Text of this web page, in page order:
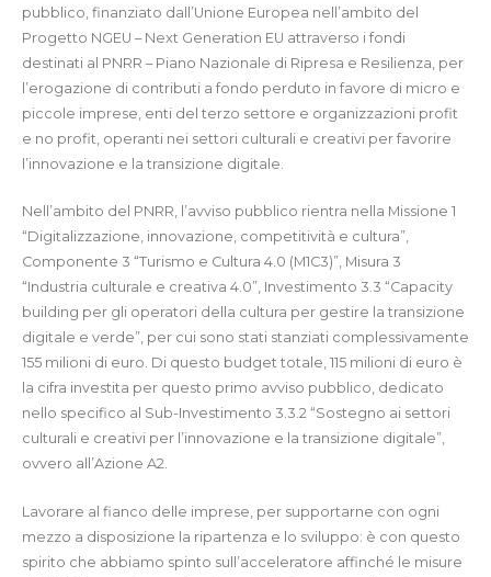
pubblico, finanziato dall’Unione Europea nell’ambito del
Progetto NGEU – Next Generation EU attraverso i fondi
destinati al PNRR – Piano Nazionale di Ripresa e Resilienza, per
l’erogazione di contributi a fondo perduto in favore di micro e
piccole imprese, enti del terzo settore e organizzazioni profit
e no profit, operanti nei settori culturali e creativi per favorire
l’innovazione e la transizione digitale.
Nell’ambito del PNRR, l’avviso pubblico rientra nella Missione 1
“Digitalizzazione, innovazione, competitività e cultura”,
Componente 3 “Turismo e Cultura 4.0 (M1C3)”, Misura 3
“Industria culturale e creativa 4.0”, Investimento 3.3 “Capacity
building per gli operatori della cultura per gestire la transizione
digitale e verde”, per cui sono stati stanziati complessivamente
155 milioni di euro. Di questo budget totale, 115 milioni di euro è
la cifra investita per questo primo avviso pubblico, dedicato
nello specifico al Sub-Investimento 3.3.2 “Sostegno ai settori
culturali e creativi per l’innovazione e la transizione digitale”,
ovvero all’Azione A2.
Lavorare al fianco delle imprese, per supportarne con ogni
mezzo a disposizione la ripartenza e lo sviluppo: è con questo
spirito che abbiamo spinto sull’acceleratore affinché le misure